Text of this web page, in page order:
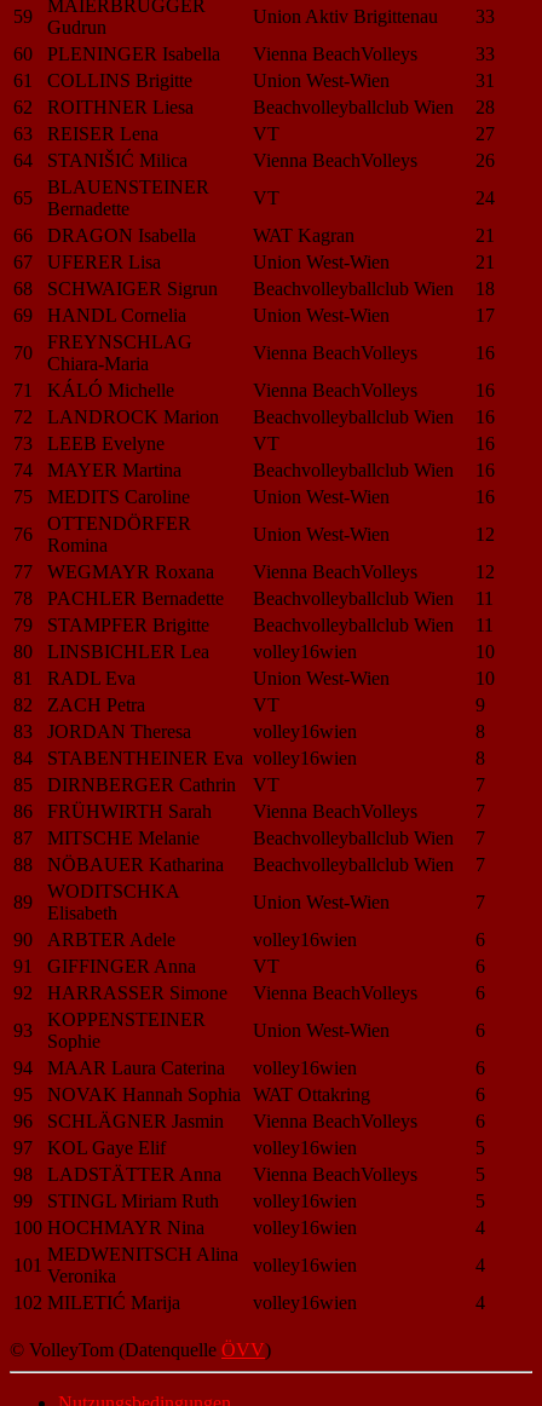
59
MAIERBRUGGER
Gudrun
Union Aktiv Brigittenau
33
60
PLENINGER Isabella Vienna BeachVolleys
33
61
COLLINS Brigitte Union West-Wien
31
62
ROITHNER Liesa Beachvolleyballclub Wien
28
63
REISER Lena VT
27
64
STANIŠIĆ Milica Vienna BeachVolleys
26
65
BLAUENSTEINER
Bernadette
VT
24
66
DRAGON Isabella WAT Kagran
21
67
UFERER Lisa Union West-Wien
21
68
SCHWAIGER Sigrun Beachvolleyballclub Wien
18
69
HANDL Cornelia Union West-Wien
17
70
FREYNSCHLAG
Chiara-Maria
Vienna BeachVolleys
16
71
KÁLÓ Michelle Vienna BeachVolleys
16
72
LANDROCK Marion Beachvolleyballclub Wien
16
73
LEEB Evelyne VT
16
74
MAYER Martina Beachvolleyballclub Wien
16
75
MEDITS Caroline Union West-Wien
16
76
OTTENDÖRFER
Romina
Union West-Wien
12
77
WEGMAYR Roxana Vienna BeachVolleys
12
78
PACHLER Bernadette Beachvolleyballclub Wien
11
79
STAMPFER Brigitte Beachvolleyballclub Wien
11
80
LINSBICHLER Lea volley16wien
10
81
RADL Eva Union West-Wien
10
82
ZACH Petra VT
9
83
JORDAN Theresa volley16wien
8
84
STABENTHEINER Eva volley16wien
8
85
DIRNBERGER Cathrin VT
7
86
FRÜHWIRTH Sarah Vienna BeachVolleys
7
87
MITSCHE Melanie Beachvolleyballclub Wien
7
88
NÖBAUER Katharina Beachvolleyballclub Wien
7
89
WODITSCHKA
Elisabeth
Union West-Wien
7
90
ARBTER Adele volley16wien
6
91
GIFFINGER Anna VT
6
92
HARRASSER Simone Vienna BeachVolleys
6
93
KOPPENSTEINER
Sophie
Union West-Wien
6
94
MAAR Laura Caterina volley16wien
6
95
NOVAK Hannah Sophia WAT Ottakring
6
96
SCHLÄGNER Jasmin Vienna BeachVolleys
6
97
KOL Gaye Elif volley16wien
5
98
LADSTÄTTER Anna Vienna BeachVolleys
5
99
STINGL Miriam Ruth volley16wien
5
100 HOCHMAYR Nina volley16wien
4
101
MEDWENITSCH Alina
Veronika
volley16wien
4
102 MILETIĆ Marija volley16wien 4
© VolleyTom (Datenquelle ÖVV)